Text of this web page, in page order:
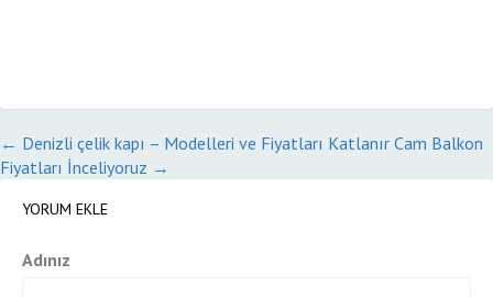
← Denizli çelik kapı – Modelleri ve Fiyatları Katlanır Cam Balkon
Fiyatları İnceliyoruz →
YORUM EKLE
Adınız